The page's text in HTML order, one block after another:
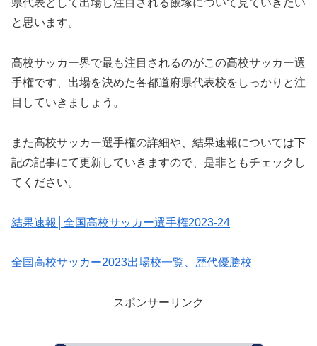
県代表として出場し注目される飯塚について見ていきたい
と思います。
高校サッカー界で最も注目されるのがこの高校サッカー選
手権です、出場を決めた各都道府県代表校をしっかりと注
目していきましょう。
また高校サッカー選手権の詳細や、結果速報については下
記の記事にて更新していきますので、是非ともチェックし
てください。
結果速報│全国高校サッカー選手権2023-24
全国高校サッカー2023出場校一覧、歴代優勝校
スポンサーリンク